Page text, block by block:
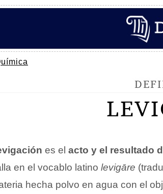
es el acto y el resultado
en el vocablo latino levigāre
hecha polvo en agua con el